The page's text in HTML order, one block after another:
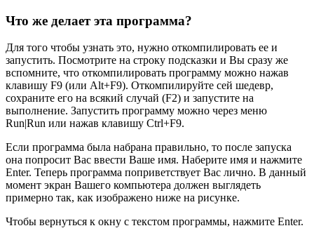
Что же делает эта программа?
Для того чтобы узнать это, нужно откомпилировать ее и
запустить. Посмотрите на строку подсказки и Вы сразу же
вспомните, что откомпилировать программу можно нажав
клавишу F9 (или Alt+F9). Откомпилируйте сей шедевр,
сохраните его на всякий случай (F2) и запустите на
выполнение. Запустить программу можно через меню
Run|Run или нажав клавишу Ctrl+F9.
Если программа была набрана правильно, то после запуска
она попросит Вас ввести Ваше имя. Наберите имя и нажмите
Enter. Теперь программа поприветствует Вас лично. В данный
момент экран Вашего компьютера должен выглядеть
примерно так, как изображено ниже на рисунке.
Чтобы вернуться к окну с текстом программы, нажмите Enter.